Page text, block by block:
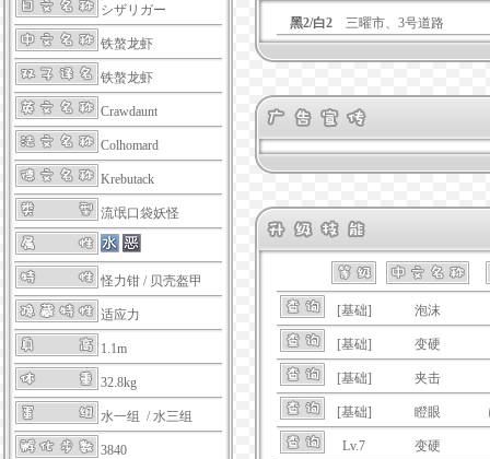
シザリガー
铁螯龙虾
铁螯龙虾
Crawdaunt
Colhomard
Krebutack
流氓口袋妖怪
怪力钳 / 贝壳盔甲
适应力
1.1m
32.8kg
水一组 / 水三组
3840
黑2/白2 三曜市、3号道路
[基础] 泡沫
[基础] 变硬
[基础] 夹击
[基础] 瞪眼
Lv.7 变硬